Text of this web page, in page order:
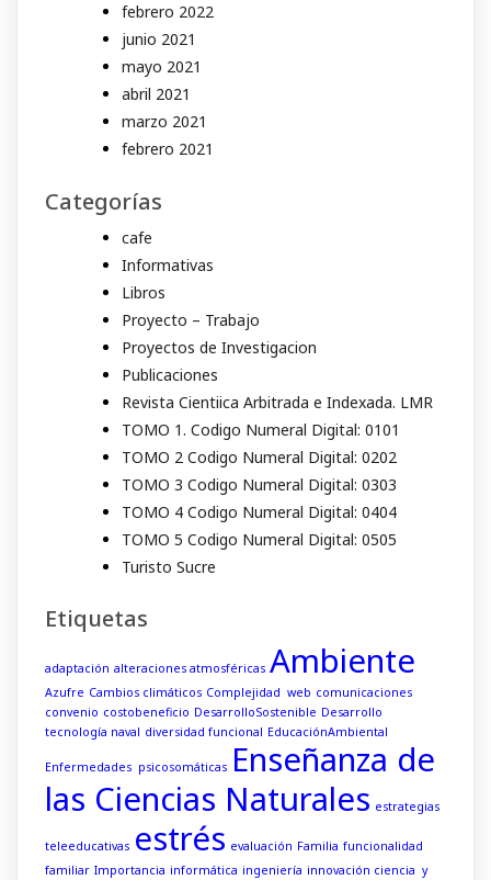
febrero 2022
junio 2021
mayo 2021
abril 2021
marzo 2021
febrero 2021
Categorías
cafe
Informativas
Libros
Proyecto – Trabajo
Proyectos de Investigacion
Publicaciones
Revista Cientiica Arbitrada e Indexada. LMR
TOMO 1. Codigo Numeral Digital: 0101
TOMO 2 Codigo Numeral Digital: 0202
TOMO 3 Codigo Numeral Digital: 0303
TOMO 4 Codigo Numeral Digital: 0404
TOMO 5 Codigo Numeral Digital: 0505
Turisto Sucre
Etiquetas
adaptación alteraciones atmosféricas Ambiente
Azufre Cambios climáticos Complejidad web comunicaciones
convenio costobeneficio DesarrolloSostenible Desarrollo
tecnología naval diversidad funcional EducaciónAmbiental
Enfermedades psicosomáticas Enseñanza de
las Ciencias Naturales estrategias
teleeducativas estrés evaluación Familia funcionalidad
familiar Importancia informática ingeniería innovación ciencia y